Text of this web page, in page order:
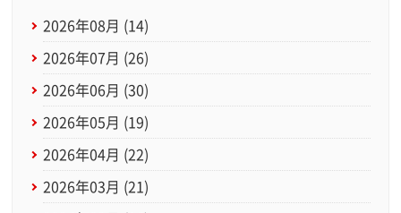
2026年08月 (14)
2026年07月 (26)
2026年06月 (30)
2026年05月 (19)
2026年04月 (22)
2026年03月 (21)